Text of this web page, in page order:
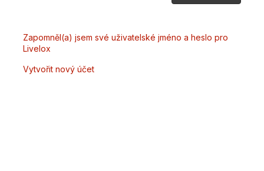
Zapomněl(a) jsem své uživatelské jméno a heslo pro
Livelox
Vytvořit nový účet